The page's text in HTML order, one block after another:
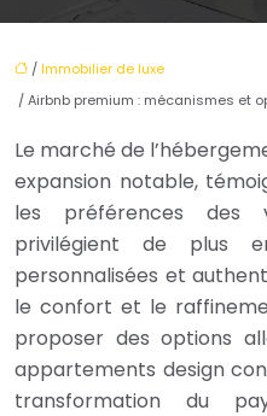
/ Immobilier de luxe
/ Airbnb premium : mécanismes et
Le marché de
expansion notable,
les préférences des
privilégient de plus
personnalisées et
le confort et le
proposer des options
appartements design
transformation du